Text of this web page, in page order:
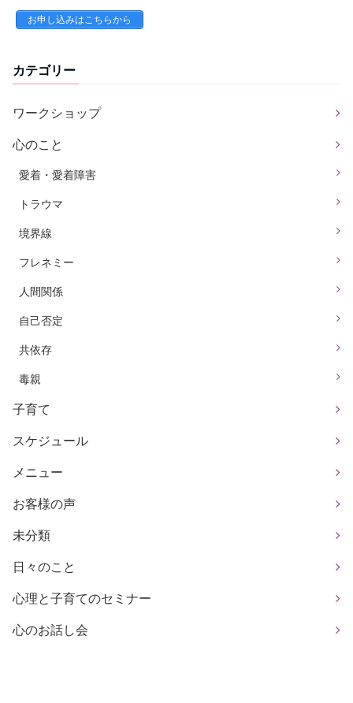
お申し込みはこちらから
カテゴリー
ワークショップ
心のこと
愛着・愛着障害
トラウマ
境界線
フレネミー
人間関係
自己否定
共依存
毒親
子育て
スケジュール
メニュー
お客様の声
未分類
日々のこと
心理と子育てのセミナー
心のお話し会